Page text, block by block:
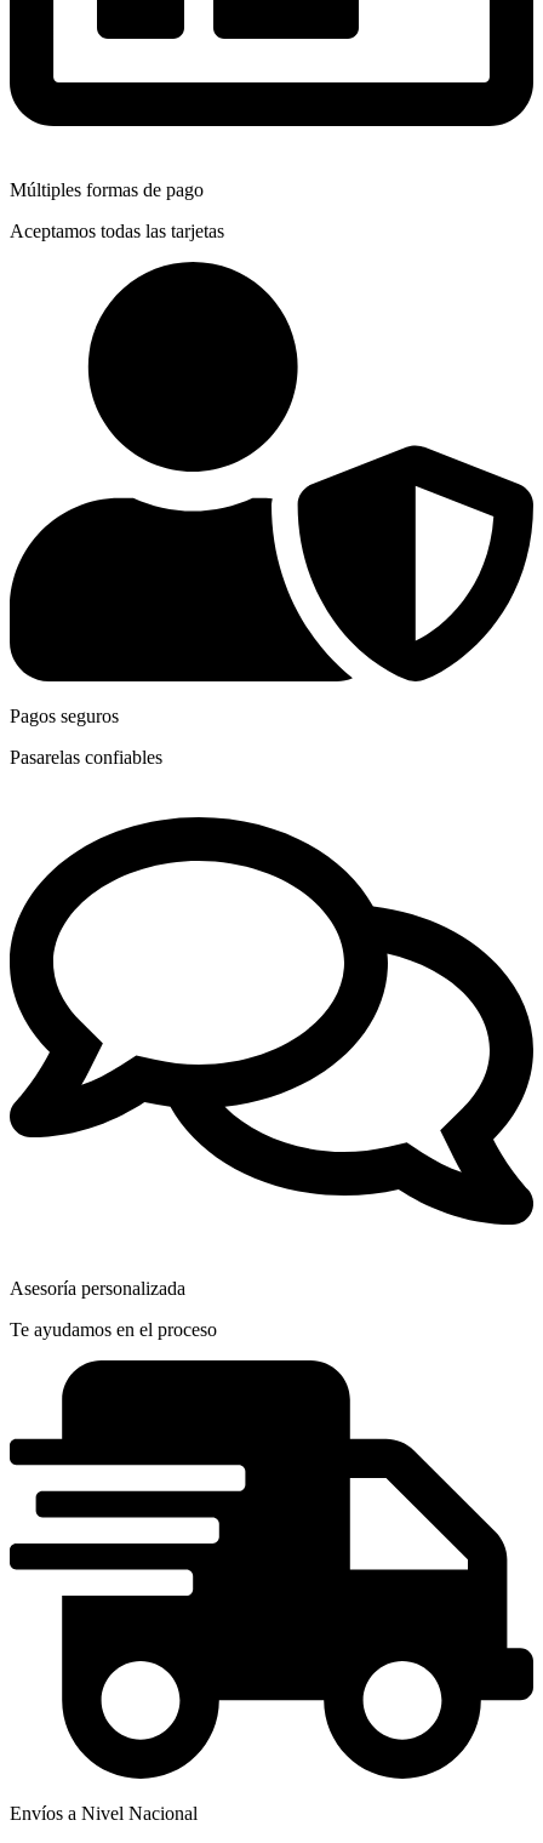
Múltiples formas de pago
Aceptamos todas las tarjetas
Pagos seguros
Pasarelas confiables
Asesoría personalizada
Te ayudamos en el proceso
Envíos a Nivel Nacional